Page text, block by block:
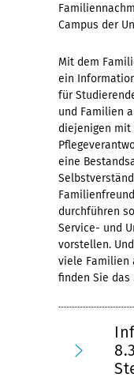
Campus der
Mit dem
ein
für
und Familien
diejenigen mit
eine
durchführen
Service- und
vorstellen.
viele Familien
finden Sie das